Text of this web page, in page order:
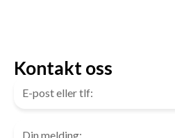
Kontakt oss